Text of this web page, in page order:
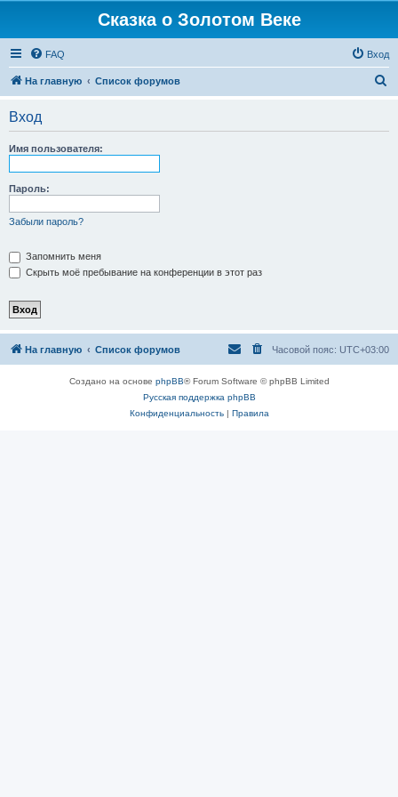
Сказка о Золотом Веке
FAQ Вход
На главную Список форумов
Вход
Имя пользователя:
Пароль:
Забыли пароль?
Запомнить меня
Скрыть моё пребывание на конференции в этот раз
На главную Список форумов Часовой пояс: UTC+03:00
Создано на основе phpBB® Forum Software © phpBB Limited
Русская поддержка phpBB
Конфиденциальность| Правила